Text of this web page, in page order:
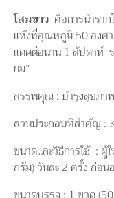
โสมขาว คือการนำรา
แห้งที่อุณหภูมิ 50 องศา
แดดต่อนาน 1 สัปดาห์ ร
ยม”
สรรพคุณ : บำรุงสุขภาพ
ส่วนประกอบที่สำคัญ :
ขนาดและวิธีการใช้ :
กรัม) วันละ 2 ครั้ง ก่อ